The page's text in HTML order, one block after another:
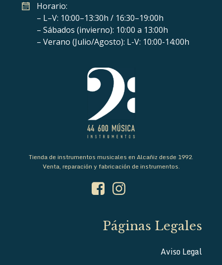
Horario:
– L–V: 10:00–13:30h / 16:30–19:00h
– Sábados (invierno): 10:00 a 13:00h
– Verano (Julio/Agosto): L-V: 10:00-14:00h
Tienda de instrumentos musicales en Alcañiz desde 1992.
Venta, reparación y fabricación de instrumentos.
Páginas Legales
Aviso Legal